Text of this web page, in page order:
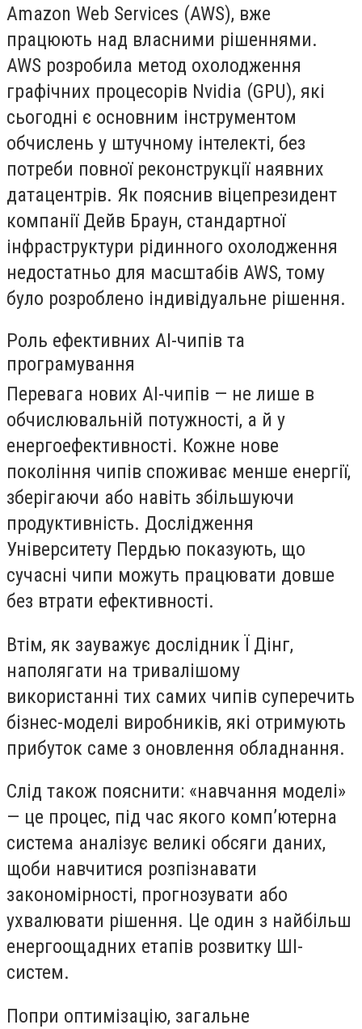
Amazon Web Services (AWS), вже
працюють над власними рішеннями.
AWS розробила метод охолодження
графічних процесорів Nvidia (GPU), які
сьогодні є основним інструментом
обчислень у штучному інтелекті, без
потреби повної реконструкції наявних
датацентрів. Як пояснив віцепрезидент
компанії Дейв Браун, стандартної
інфраструктури рідинного охолодження
недостатньо для масштабів AWS, тому
було розроблено індивідуальне рішення.
Роль ефективних AI-чипів та
програмування
Перевага нових AI-чипів — не лише в
обчислювальній потужності, а й у
енергоефективності. Кожне нове
покоління чипів споживає менше енергії,
зберігаючи або навіть збільшуючи
продуктивність. Дослідження
Університету Пердью показують, що
сучасні чипи можуть працювати довше
без втрати ефективності.
Втім, як зауважує дослідник Ї Дінг,
наполягати на тривалішому
використанні тих самих чипів суперечить
бізнес-моделі виробників, які отримують
прибуток саме з оновлення обладнання.
Слід також пояснити: «навчання моделі»
— це процес, під час якого комп’ютерна
система аналізує великі обсяги даних,
щоби навчитися розпізнавати
закономірності, прогнозувати або
ухвалювати рішення. Це один з найбільш
енергоощадних етапів розвитку ШІ-
систем.
Попри оптимізацію, загальне